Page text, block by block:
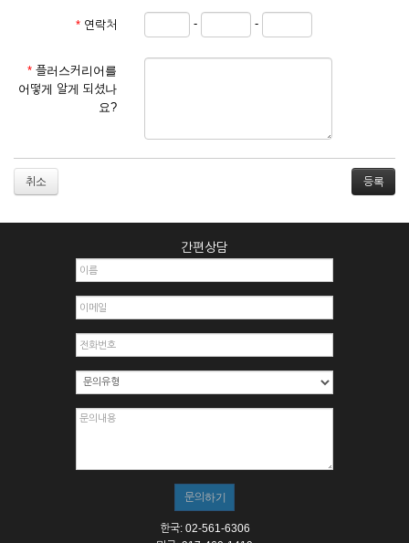
① 서비스 이용계약은 서비스 이용 희망자가 본 약관에 동의한
를 심사, 승낙함으로써 성립하며, 회사는 신청자의 실명 확인 절
차를 밟을 수 있습니다.
② 회원가입시 입력한 ID는 변경할 수 없으며, 회원 1인당 한 개
의 ID가 발급됩니다. 부득이한 경우로 인해 변경하고자 하는 경
거절하거나 취소할 수 있으며, 실명으로 등록하지 않은 자의 일
2. 개인정보를 허위로 기재하여 신청할 경우
3. 경쟁 관게에 있는 이용자가 신청할 경우
4. 타인의 서비스 이용을 방해하거나, 정보를 도용한 경우
6. 이용자가 영업활동 또는 부정한 용도로 본 서비스를 이용할
7. 회사의 정보를 사전 승낙 없이 전재, 변조, 복사하여 이용하
8. 기타 회사가 정한 제반 사항을 위반하며 신청하는 경우
제5조 (서비스의 이용 및 중지)
② 시스템 점검, 교체 및 고장, 기술적인 이유, 국가비상사태, 정
스가 불가능할 경우 회사는 사전 공지나 예고 없이 서비스의 전
부 또는 일부를 일시적 또는 영구적으로 중지할 수 있습니다.
③ 기타 회사는 서비스를 제공할 수 없는 합당한 사유가 발생한
* 연락처 - -
* 플러스커리어를
어떻게 알게 되셨나
요?
취소
간편상담
한국: 02-561-6306